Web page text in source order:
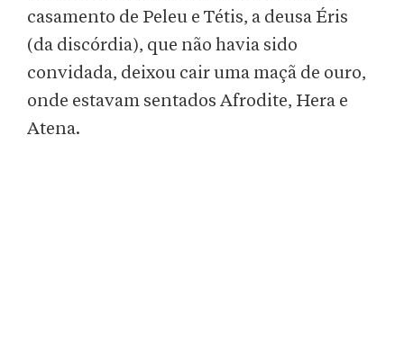
casamento de Peleu e Tétis, a deusa Éris
(da discórdia), que não havia sido
convidada, deixou cair uma maçã de ouro,
onde estavam sentados Afrodite, Hera e
Atena.